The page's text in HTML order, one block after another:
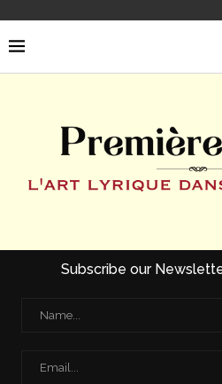
Subscribe our